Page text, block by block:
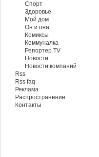
Спорт
Здоровье
Мой дом
Он и она
Комиксы
Коммуналка
Репортер TV
Новости
Новости компаний
Rss
Rss faq
Реклама
Распространение
Контакты